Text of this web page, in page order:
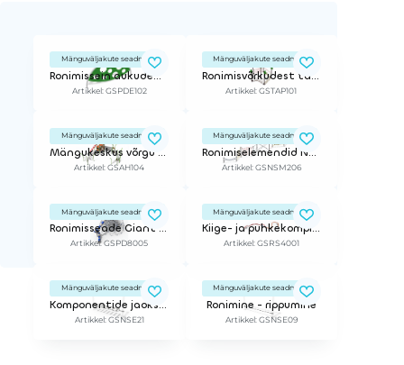
Mänguväljakute seadmed
Ronimissein aukudega, kaar
Artikkel: GSPDE102
Mänguväljakute seadmed
Ronimisvõrkudest takistusrada
Artikkel: GSTAP101
Mänguväljakute seadmed
Mängukeskus võrgu ja liutoruga
Artikkel: GSAH104
Mänguväljakute seadmed
Ronimiselemendid Netscape
Artikkel: GSNSM206
Mänguväljakute seadmed
Ronimisseade Giant Double Dome Play
Artikkel: GSPD8005
Mänguväljakute seadmed
Kiige- ja puhkekompleks
Artikkel: GSRS4001
Mänguväljakute seadmed
Komponentide jaoks NetScape & Treetop Adventure
Artikkel: GSNSE21
Mänguväljakute seadmed
Ronimine - rippumine
Artikkel: GSNSE09